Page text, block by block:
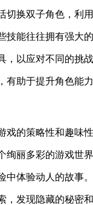
换双子角色，利
能往往拥有强大
以应对不同的挑战
助于提升角色能
的策略性和趣味性
丽多彩的游戏世界
体验动人的故事。
发现隐藏的秘密和